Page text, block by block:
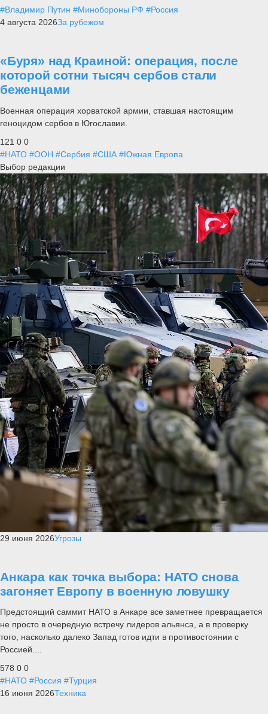
#Владимир Путин #Минобороны РФ #Россия
4 августа 2026За рубежом
«Буря» над Краиной: операция, после
которой сотни тысяч сербов стали
беженцами
Военная операция хорватской армии, ставшая настоящим
геноцидом сербов в Югославии.
121 0 0
#НАТО #ООН #Сербия #США #Южная Европа
Выбор редакции
29 июня 2026Угрозы
Анкара как точка выбора: НАТО снова
загоняет Европу в военную ловушку
Предстоящий саммит НАТО в Анкаре все заметнее превращается
не просто в очередную встречу лидеров альянса, а в проверку
того, насколько далеко Запад готов идти в противостоянии с
Россией....
578 0 0
#НАТО #Россия #Турция
16 июня 2026Техника